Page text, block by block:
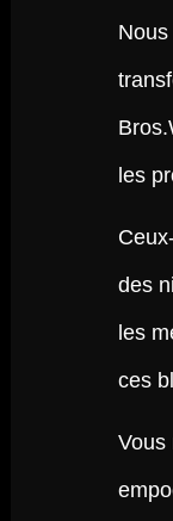
les
des
les
ces
Vous